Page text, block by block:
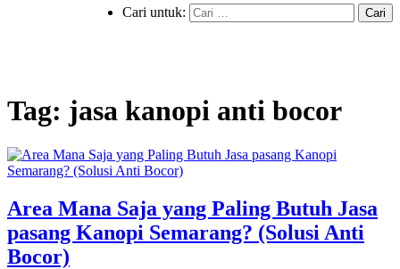
Cari untuk:
Tag: jasa kanopi anti bocor
Area Mana Saja yang Paling Butuh Jasa
pasang Kanopi Semarang? (Solusi Anti
Bocor)